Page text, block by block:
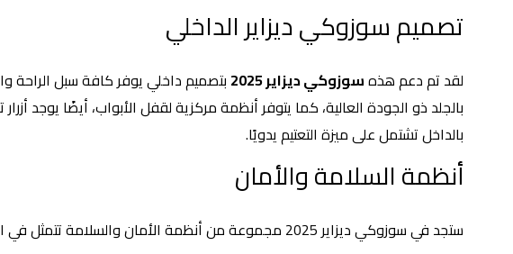
تصميم سوزوكي ديزاير الداخلي
لقد تم دعم هذهسوزوكي ديزاير 2025
بتصميم داخلي يوفر كافة سبل الراحة
بالجلد ذو الجودة العالية، كما يتوفر أنظمة مركزية لقفل الأبواب، أيضًا يوجد
بالداخل تشتمل على ميزة التعتيم يدويًا.
أنظمة السلامة والأمان
ستجد في سوزوكي ديزاير 2025 مجموعة من أنظمة الأمان والسلامة تتمثل في النقاط التالية: